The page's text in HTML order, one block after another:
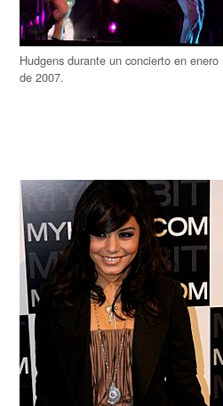
Hudgens durante un concierto en enero
de 2007.